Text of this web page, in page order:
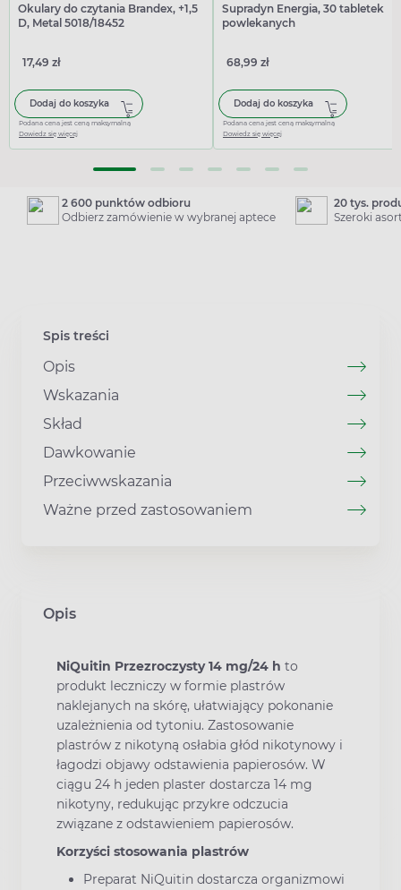
Okulary do czytania Brandex, +1,5
D, Metal 5018/18452
17,49 zł
Dodaj do koszyka
Podana cena jest ceną maksymalną
Dowiedz się więcej
Supradyn Energia, 30 tabletek
powlekanych
68,99 zł
Dodaj do koszyka
Podana cena jest ceną maksymalną
Dowiedz się więcej
2 600 punktów odbioru
Odbierz zamówienie w wybranej aptece
20 tys.
Szeroki
Spis treści
Opis
Wskazania
Skład
Dawkowanie
Przeciwwskazania
Ważne przed zastosowaniem
Opis
NiQuitin Przezroczysty 14 mg/24 h to
produkt leczniczy w formie plastrów
naklejanych na skórę, ułatwiający pokonanie
uzależnienia od tytoniu. Zastosowanie
plastrów z nikotyną osłabia głód nikotynowy i
łagodzi objawy odstawienia papierosów. W
ciągu 24 h jeden plaster dostarcza 14 mg
nikotyny, redukując przykre odczucia
związane z odstawieniem papierosów.
Korzyści stosowania plastrów
Preparat NiQuitin dostarcza organizmowi